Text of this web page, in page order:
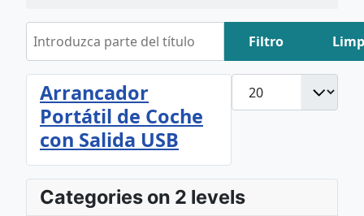
Filtro
Arrancador
Portátil de Coche
con Salida USB
Categories on 2 levels